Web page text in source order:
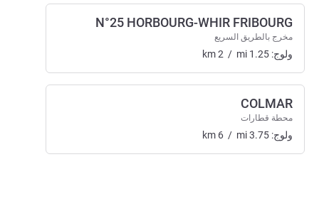
N°25 HORBOURG-WHIR FRIBOURG
مخرج بالطريق السريع
ولوج: km2 / mi 1.25
COLMAR
محطة قطارات
ولوج: km 6 / mi3.75